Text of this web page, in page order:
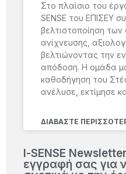
Στο πλαίσιο του
SENSE του ΕΠΙΣΕΥ
βελτιστοποίηση
ανίχνευσης,
βελτιώνοντας την
απόδοση. Η ομάδα
καθοδήγηση του
ανέλυσε, εκτίμησε
ΔΙΑΒΆΣΤΕ
Ι-SENSE
εγγραφή σας για